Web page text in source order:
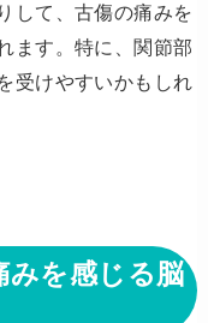
して、古傷の痛みを
ます。特に、関節部
受けやすいかもしれ
みを感じる脳